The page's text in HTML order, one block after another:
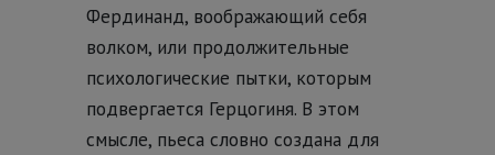
Фердинанд, воображающий себя
волком, или продолжительные
психологические пытки, которым
подвергается Герцогиня. В этом
смысле, пьеса словно создана для